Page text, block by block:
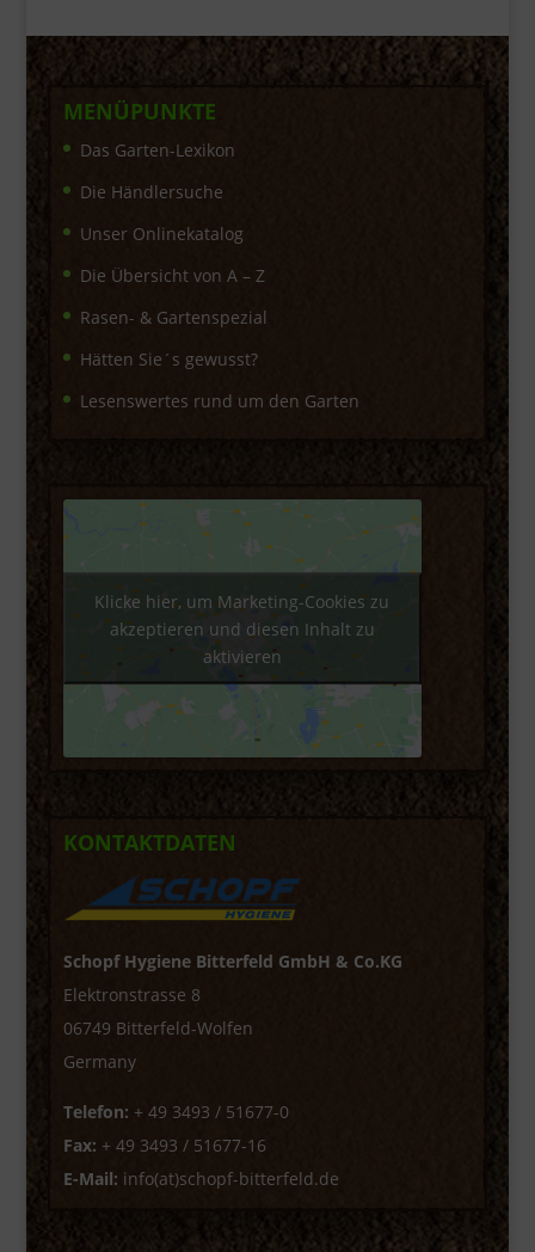
MENÜPUNKTE
Das Garten-Lexikon
Die Händlersuche
Unser Onlinekatalog
Die Übersicht von A – Z
Rasen- & Gartenspezial
Hätten Sie´s gewusst?
Lesenswertes rund um den Garten
Klicke hier, um Marketing-Cookies zu
akzeptieren und diesen Inhalt zu
aktivieren
KONTAKTDATEN
Schopf Hygiene Bitterfeld GmbH & Co.KG
Elektronstrasse 8
06749 Bitterfeld-Wolfen
Germany
Telefon: + 49 3493 / 51677-0
Fax: + 49 3493 / 51677-16
E-Mail: info(at)schopf-bitterfeld.de